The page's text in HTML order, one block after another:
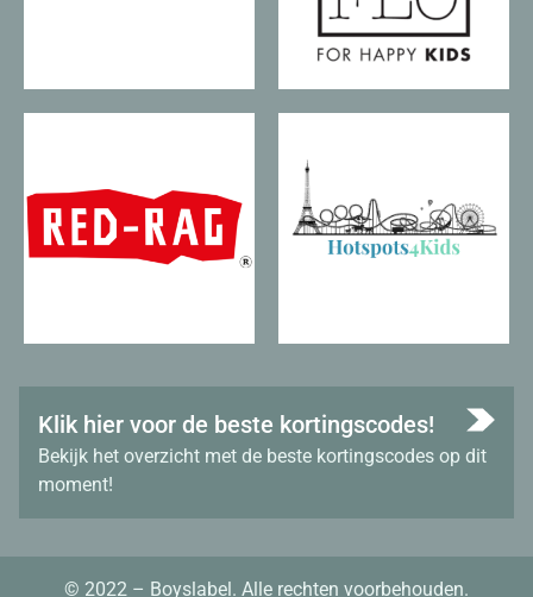
Klik hier voor de beste kortingscodes!
Bekijk het overzicht met de beste kortingscodes op dit
moment!
© 2022 – Boyslabel. Alle rechten voorbehouden.